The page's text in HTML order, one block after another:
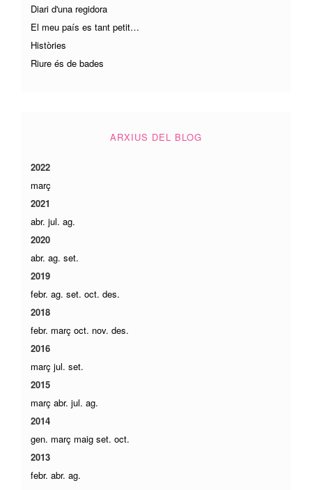
Diari d'una regidora
El meu país es tant petit…
Històries
Riure és de bades
ARXIUS DEL BLOG
2022
març
2021
abr. jul. ag.
2020
abr. ag. set.
2019
febr. ag. set. oct. des.
2018
febr. març oct. nov. des.
2016
març jul. set.
2015
març abr. jul. ag.
2014
gen. març maig set. oct.
2013
febr. abr. ag.